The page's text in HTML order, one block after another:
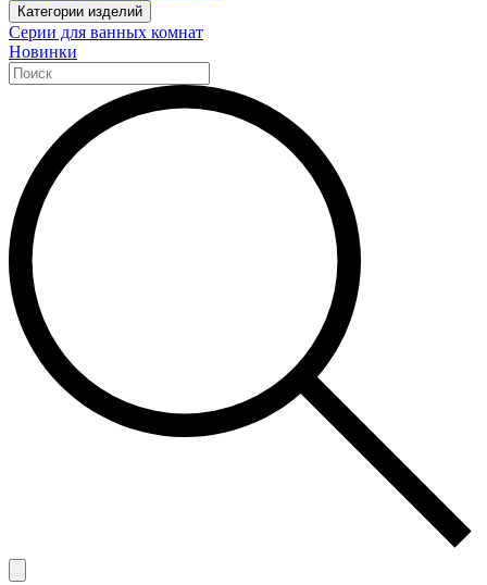
Категории изделий
Серии для ванных комнат
Новинки